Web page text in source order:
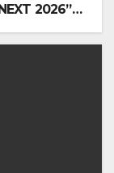
ดันสินค้าอัต